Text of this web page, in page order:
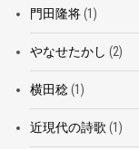
門田隆将(1)
やなせたかし (2)
横田稔(1)
近現代の詩歌 (1)